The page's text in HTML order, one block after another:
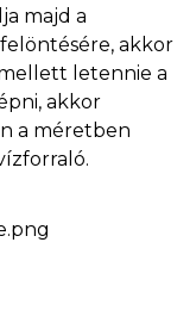
majd a
akkor
letennie a
akkor
a méretben